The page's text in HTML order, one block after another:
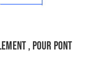
, pour pont